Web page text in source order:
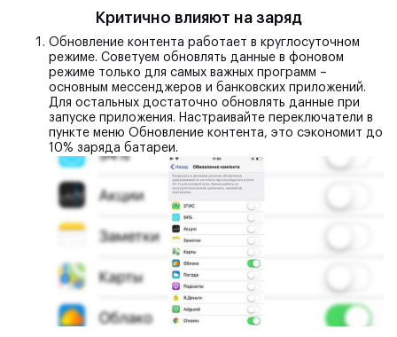
Критично влияют на заряд
Обновление контента работает в круглосуточном
режиме. Советуем обновлять данные в фоновом
режиме только для самых важных программ –
основным мессенджеров и банковских приложений.
Для остальных достаточно обновлять данные при
запуске приложения. Настраивайте переключатели в
пункте меню Обновление контента, это сэкономит до
10% заряда батареи.